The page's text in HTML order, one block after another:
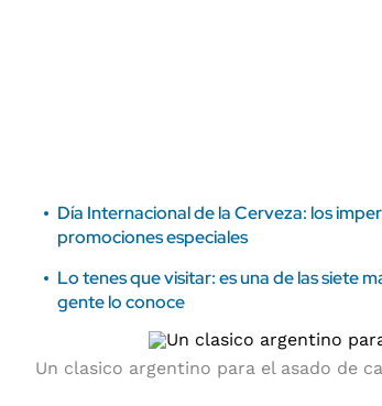
Día Internacional de la Cerveza: los
promociones especiales
Lo tenes que visitar: es una de las siete
gente lo conoce
Un clasico argentino para el asado de